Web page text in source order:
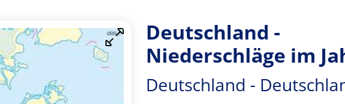
Deutschland -
Niederschläge im
Deutschland -